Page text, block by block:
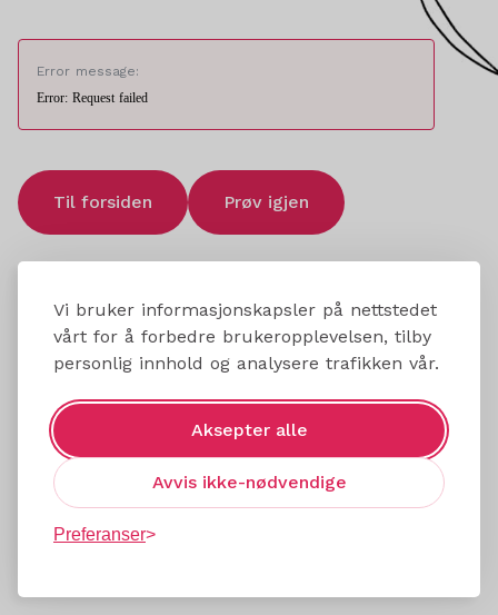
Vi bruker informasjonskapsler på nettstedet
vårt for å forbedre brukeropplevelsen, tilby
personlig innhold og analysere trafikken vår.
Aksepter alle
Avvis ikke-nødvendige
Preferanser
Error message:
Error: Request failed
Til forsiden Prøv igjen